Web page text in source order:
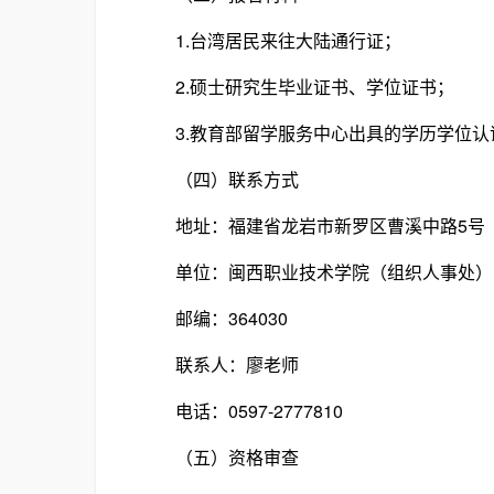
1.台湾居民来往大陆通行证；
2.硕士研究生毕业证书、学位证书；
3.教育部留学服务中心出具的学历学位认
（四）联系方式
地址：福建省龙岩市新罗区曹溪中路5号
单位：闽西职业技术学院（组织人事处）
邮编：364030
联系人：廖老师
电话：0597-2777810
（五）资格审查